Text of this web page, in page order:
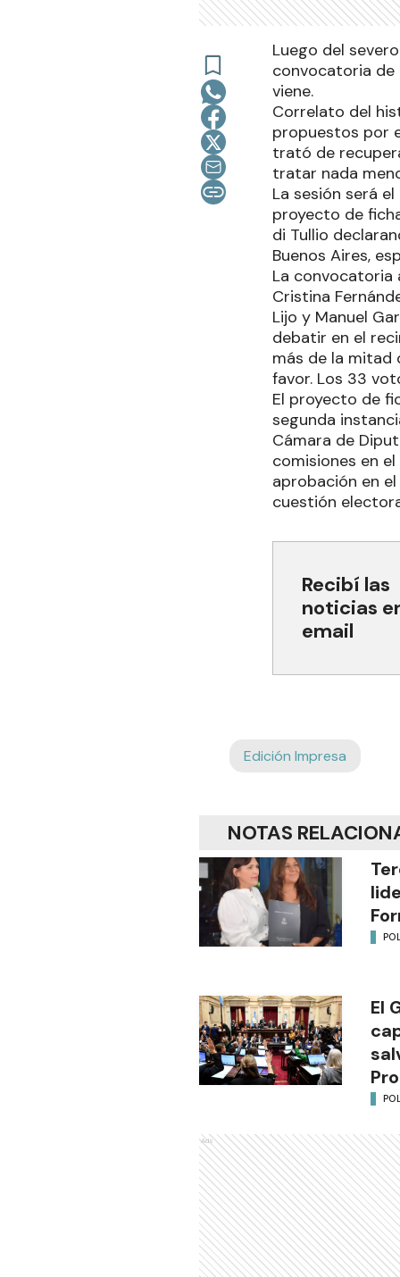
Luego del
convocatoria de
viene.
Correlato del
propuestos por
trató de
tratar nada
La sesión será
proyecto de
di Tullio
Buenos Aires,
La
Cristina
Lijo y Manuel
debatir en el
más de la mitad
favor. Los 33
El proyecto de
segunda
Cámara de
comisiones en
aprobación en
cuestión
Recibí las
noticias
email
Edición Impresa
NOTAS
El
Ads